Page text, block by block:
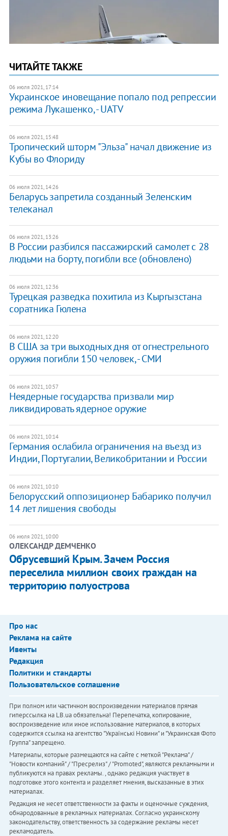
ЧИТАЙТЕ ТАКЖЕ
06 июля 2021, 17:14
Украинское иновещание попало под репрессии
режима Лукашенко, - UATV
06 июля 2021, 15:48
Тропический шторм "Эльза" начал движение из
Кубы во Флориду
06 июля 2021, 14:26
Беларусь запретила созданный Зеленским
телеканал
06 июля 2021, 13:26
В России разбился пассажирский самолет с 28
людьми на борту, погибли все (обновлено)
06 июля 2021, 12:36
Турецкая разведка похитила из Кыргызстана
соратника Гюлена
06 июля 2021, 12:20
В США за три выходных дня от огнестрельного
оружия погибли 150 человек, - СМИ
06 июля 2021, 10:57
Неядерные государства призвали мир
ликвидировать ядерное оружие
06 июля 2021, 10:14
Германия ослабила ограничения на въезд из
Индии, Португалии, Великобритании и России
06 июля 2021, 10:10
Белорусский оппозиционер Бабарико получил
14 лет лишения свободы
06 июля 2021, 10:00
ОЛЕКСАНДР ДЕМЧЕНКО
Обрусевший Крым. Зачем Россия
переселила миллион своих граждан на
территорию полуострова
Про нас
Реклама на сайте
Ивенты
Редакция
Политики и стандарты
Пользовательское соглашение
При полном или частичном воспроизведении материалов прямая
гиперссылка на LB.ua обязательна! Перепечатка, копирование,
воспроизведение или иное использование материалов, в которых
содержится ссылка на агентство "Українськi Новини" и "Украинская Фото
Группа" запрещено.
Материалы, которые размещаются на сайте с меткой "Реклама" /
"Новости компаний" / "Пресрелиз" / "Promoted", являются рекламными и
публикуются на правах рекламы. , однако редакция участвует в
подготовке этого контента и разделяет мнения, высказанные в этих
материалах.
Редакция не несет ответственности за факты и оценочные суждения,
обнародованные в рекламных материалах. Согласно украинскому
законодательству, ответственность за содержание рекламы несет
рекламодатель.